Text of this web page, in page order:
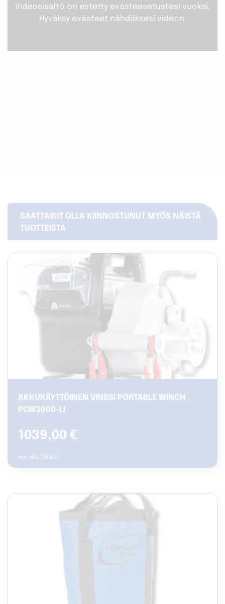
Videosisältö on estetty evästeasetustesi vuoksi.
Hyväksy evästeet nähdäksesi videon.
SAATTAISIT OLLA KIINNOSTUNUT MYÖS NÄISTÄ
TUOTTEISTA
AKKUKÄYTTÖINEN VINSSI PORTABLE WINCH
PCW3000-LI
1039,00 €
sis. alv. 25.5%